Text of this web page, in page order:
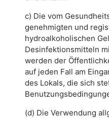
c) Die vom
genehmigten und
hydroalkoholischen
Desinfektionsmitteln
werden der
auf jeden Fall am
des Lokals, die sich
(d) Die Verwendung